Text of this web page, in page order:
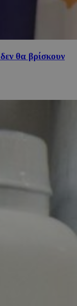
θα βρίσκουν